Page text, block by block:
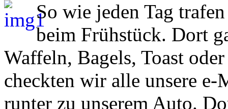
So wie jeden Tag
beim Frühstück. Dort
Waffeln, Bagels, Toast
checkten wir alle unsere
runter zu unserem Auto.